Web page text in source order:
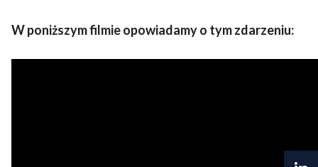
W poniższym filmie opowiadamy o tym zdarzeniu: